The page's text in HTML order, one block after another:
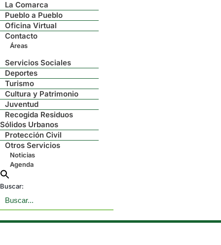
La Comarca
Pueblo a Pueblo
Oficina Virtual
Contacto
Áreas
Servicios Sociales
Deportes
Turismo
Cultura y Patrimonio
Juventud
Recogida Residuos
Sólidos Urbanos
Protección Civil
Otros Servicios
Noticias
Agenda
Buscar: